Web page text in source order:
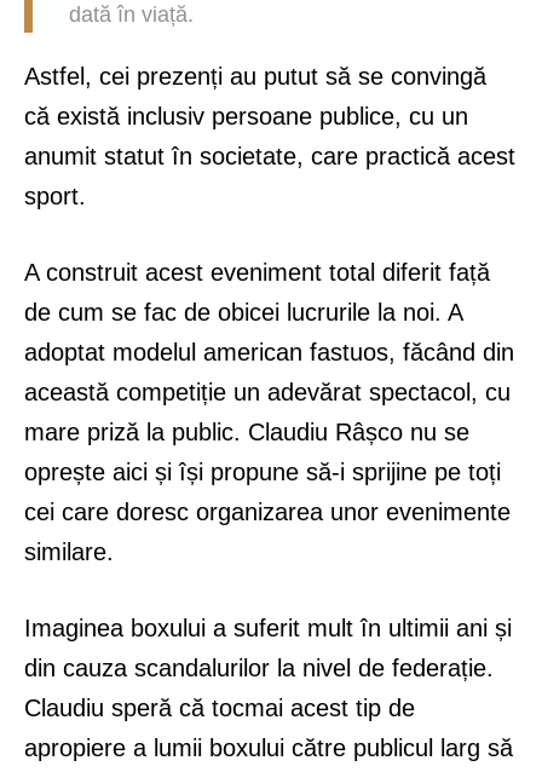
dată în viață.
Astfel, cei prezenți au putut să se convingă
că există inclusiv persoane publice, cu un
anumit statut în societate, care practică acest
sport.
A construit acest eveniment total diferit față
de cum se fac de obicei lucrurile la noi. A
adoptat modelul american fastuos, făcând din
această competiție un adevărat spectacol, cu
mare priză la public. Claudiu Râșco nu se
oprește aici și își propune să-i sprijine pe toți
cei care doresc organizarea unor evenimente
similare.
Imaginea boxului a suferit mult în ultimii ani și
din cauza scandalurilor la nivel de federație.
Claudiu speră că tocmai acest tip de
apropiere a lumii boxului către publicul larg să